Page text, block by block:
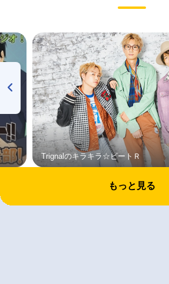
Trignalのキラキラ☆ビートＲ
もっと見る